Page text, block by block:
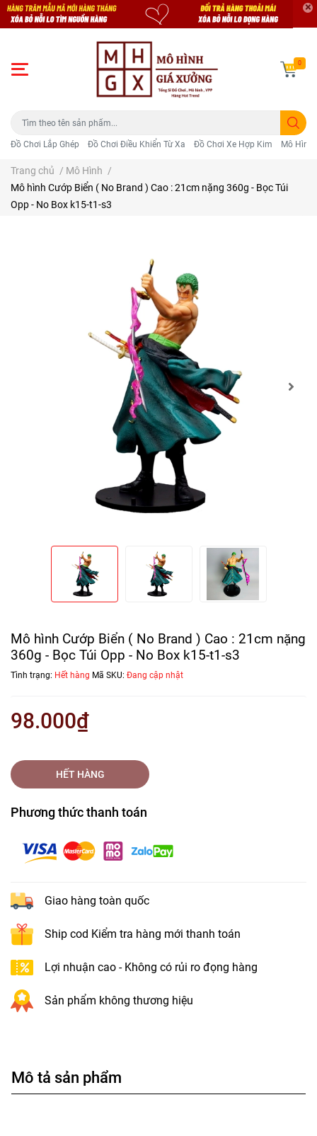
Đồ Chơi Lắp Ghép Đồ Chơi Điều Khiển Từ Xa Đồ Chơi Xe Hợp Kim Mô Hình
0
Trang chủ / Mô Hình /
Mô hình Cướp Biển ( No Brand ) Cao : 21cm nặng 360g - Bọc Túi
Opp - No Box k15-t1-s3
Mô hình Cướp Biển ( No Brand ) Cao : 21cm nặng
360g - Bọc Túi Opp - No Box k15-t1-s3
Tình trạng: Hết hàng Mã SKU: Đang cập nhật
98.000₫
HẾT HÀNG
Phương thức thanh toán
Giao hàng toàn quốc
Ship cod Kiểm tra hàng mới thanh toán
Lợi nhuận cao - Không có rủi ro đọng hàng
Sản phẩm không thương hiệu
Mô tả sản phẩm